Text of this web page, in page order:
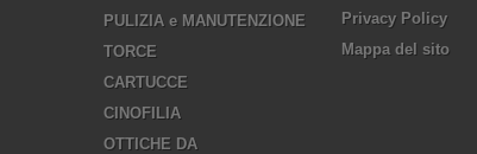
PULIZIA e MANUTENZIONE
TORCE
CARTUCCE
CINOFILIA
OTTICHE DA
Privacy Policy
Mappa del sito